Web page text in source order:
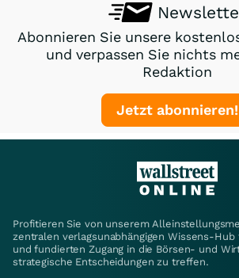
Abonnieren Sie unsere
und verpassen Sie nichts
Redaktion
Jetzt abonnieren!
Profitieren Sie von unserem
zentralen verlagsunabhängigen Wissens-
und fundierten Zugang in die Börsen- und
strategische Entscheidungen zu treffen.